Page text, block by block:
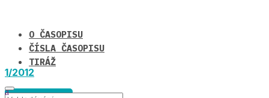
O ČASOPISU
ČÍSLA ČASOPISU
TIRÁŽ
1/2012